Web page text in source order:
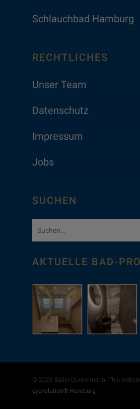
Schlauchbad Hamburg
RECHTLICHES
Unser Team
Datenschutz
Impressum
Jobs
SUCHEN
AKTUELLE BAD-
© 2026 Bäder Dunkelmann. This
eyevolution® Hamburg